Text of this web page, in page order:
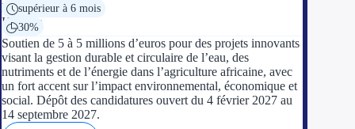
supérieur à 6 mois
30%
Soutien de 5 à 5 millions d’euros pour des projets innovants
visant la gestion durable et circulaire de l’eau, des
nutriments et de l’énergie dans l’agriculture africaine, avec
un fort accent sur l’impact environnemental, économique et
social. Dépôt des candidatures ouvert du 4 février 2027 au
14 septembre 2027.